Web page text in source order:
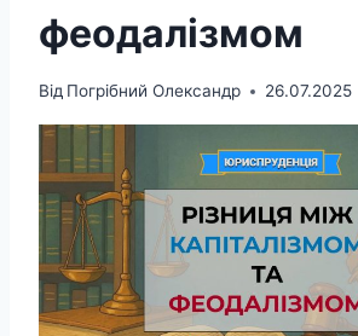
феодалізмом
Від Погрібний Олександр 26.07.2025